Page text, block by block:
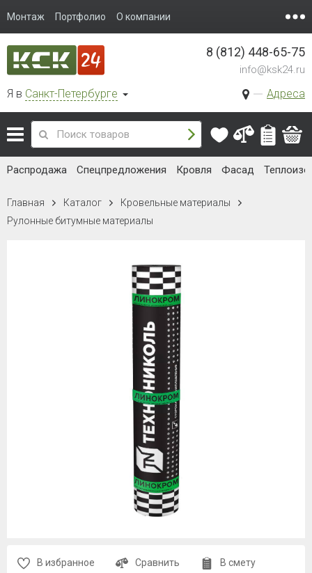
Монтаж Портфолио О компании
Я в Санкт-Петербурге Адреса
8 (812) 448-65-75
info@ksk24.ru
Распродажа Спецпредложения Кровля Фасад
Главная Каталог
Кровельные материалы
Рулонные битумные материалы
В избранное Сравнить В смету